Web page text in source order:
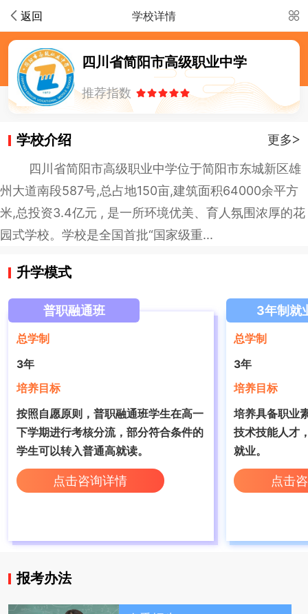
返回 学校详情
四川省简阳市高级职业中学
推荐指数
学校介绍 更多>
四川省简阳市高级职业中学位于简阳市东城新区雄
州大道南段587号,总占地150亩,建筑面积64000余平方
米,总投资3.4亿元 , 是一所环境优美、育人氛围浓厚的花
园式学校。学校是全国首批“国家级重...
升学模式
普职融通班
总学制
3年
培养目标
按照自愿原则，普职融通班学生在高一
下学期进行考核分流，部分符合条件的
学生可以转入普通高就读。
点击咨询详情
3年制就
总学制
3年
培养目标
培养具备职业
技术技能人才，‌以适应市场需求和
就业。
点击
报考办法